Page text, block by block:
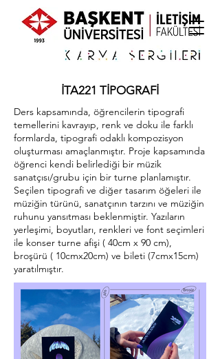
İTA221 TİPOGRAFİ
Ders kapsamında, öğrencilerin tipografi
temellerini kavrayıp, renk ve doku ile farklı
formlarda, tipografi odaklı kompozisyon
oluşturması amaçlanmıştır. Proje kapsamında
öğrenci kendi belirlediği bir müzik
sanatçısı/grubu için bir turne planlamıştır.
Seçilen tipografi ve diğer tasarım öğeleri ile
müziğin türünü, sanatçının tarzını ve müziğin
ruhunu yansıtması beklenmiştir. Yazıların
yerleşimi, boyutları, renkleri ve font seçimleri
ile konser turne afişi ( 40cm x 90 cm),
broşürü ( 10cmx20cm) ve bileti (7cmx15cm)
yaratılmıştır.